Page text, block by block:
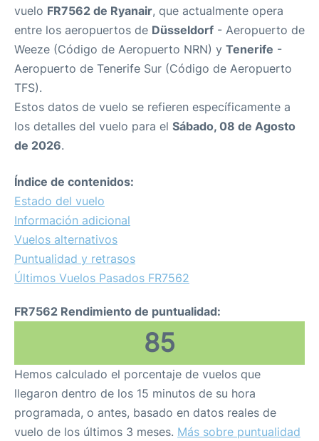
vuelo FR7562 de Ryanair, que actualmente opera
entre los aeropuertos de Düsseldorf - Aeropuerto de
Weeze (Código de Aeropuerto NRN) y Tenerife -
Aeropuerto de Tenerife Sur (Código de Aeropuerto
TFS).
Estos datos de vuelo se refieren específicamente a
los detalles del vuelo para el Sábado, 08 de Agosto
de 2026.
Índice de contenidos:
Estado del vuelo
Información adicional
Vuelos alternativos
Puntualidad y retrasos
Últimos Vuelos Pasados FR7562
FR7562 Rendimiento de puntualidad:
85
Hemos calculado el porcentaje de vuelos que
llegaron dentro de los 15 minutos de su hora
programada, o antes, basado en datos reales de
vuelo de los últimos 3 meses. Más sobre puntualidad